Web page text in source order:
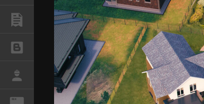
ПУБЛИКАЦИИ
РАБОТА
REN